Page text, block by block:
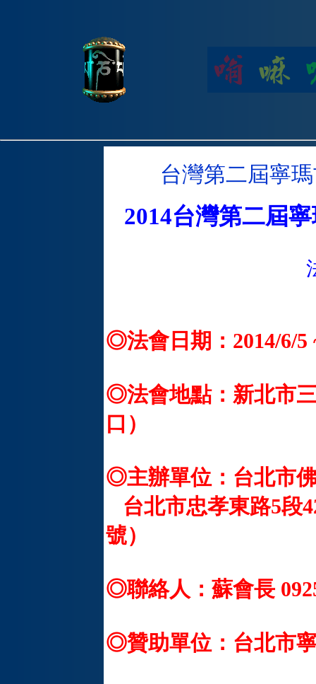
台灣第二屆寧
2014台灣第二屆
◎法會日期：2014/6/5
◎法會地點：新北市
口）
◎主辦單位：台北市
台北市忠孝東路5段
號）
◎聯絡人：蘇會長
◎贊助單位：台北市